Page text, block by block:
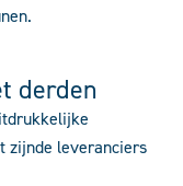
derden
zijnde leveranciers